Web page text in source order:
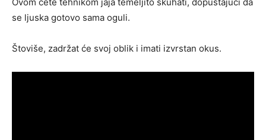
se ljuska gotovo sama oguli.
Štoviše, zadržat će svoj oblik i imati izvrstan okus.